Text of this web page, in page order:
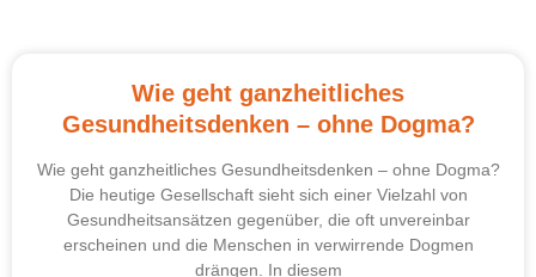
Wie geht ganzheitliches
Gesundheitsdenken – ohne Dogma?
Wie geht ganzheitliches Gesundheitsdenken – ohne Dogma?
Die heutige Gesellschaft sieht sich einer Vielzahl von
Gesundheitsansätzen gegenüber, die oft unvereinbar
erscheinen und die Menschen in verwirrende Dogmen
drängen. In diesem